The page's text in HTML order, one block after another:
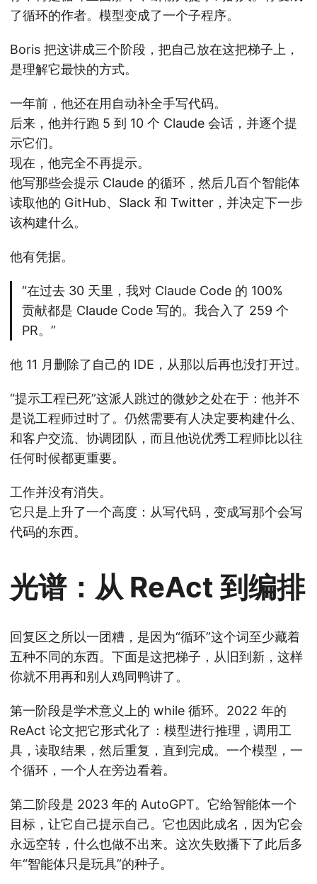
了循环的作者。模型变成了一个子程序。
Boris 把这讲成三个阶段，把自己放在这把梯子上，
是理解它最快的方式。
一年前，他还在用自动补全手写代码。
后来，他并行跑 5 到 10 个 Claude 会话，并逐个提
示它们。
现在，他完全不再提示。
他写那些会提示 Claude 的循环，然后几百个智能体
读取他的 GitHub、Slack 和 Twitter，并决定下一步
该构建什么。
他有凭据。
“在过去 30 天里，我对 Claude Code 的 100%
贡献都是 Claude Code 写的。我合入了 259 个
PR。”
他 11 月删除了自己的 IDE，从那以后再也没打开过。
“提示工程已死”这派人跳过的微妙之处在于：他并不
是说工程师过时了。仍然需要有人决定要构建什么、
和客户交流、协调团队，而且他说优秀工程师比以往
任何时候都更重要。
工作并没有消失。
它只是上升了一个高度：从写代码，变成写那个会写
代码的东西。
光谱：从 ReAct 到编排
回复区之所以一团糟，是因为“循环”这个词至少藏着
五种不同的东西。下面是这把梯子，从旧到新，这样
你就不用再和别人鸡同鸭讲了。
第一阶段是学术意义上的 while 循环。2022 年的
ReAct 论文把它形式化了：模型进行推理，调用工
具，读取结果，然后重复，直到完成。一个模型，一
个循环，一个人在旁边看着。
第二阶段是 2023 年的 AutoGPT。它给智能体一个
目标，让它自己提示自己。它也因此成名，因为它会
永远空转，什么也做不出来。这次失败播下了此后多
年“智能体只是玩具”的种子。